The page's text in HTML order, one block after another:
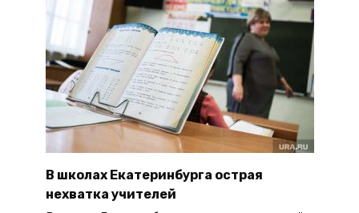
В школах Екатеринбурга острая
нехватка учителей